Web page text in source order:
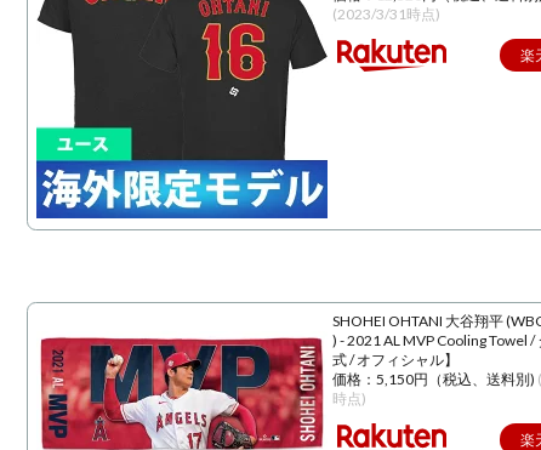
(2023/3/31時点)
楽
SHOHEI OHTANI 大谷翔平
) - 2021 AL MVP Cooling Towel /
式 / オフィシャル】
価格：5,150円（税込、送料別)
時点)
楽